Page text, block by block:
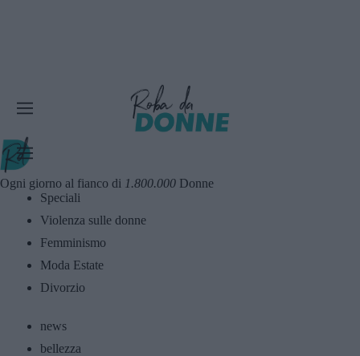
Ogni giorno al fianco di 1.800.000 Donne
Speciali
Violenza sulle donne
Femminismo
Moda Estate
Divorzio
news
bellezza